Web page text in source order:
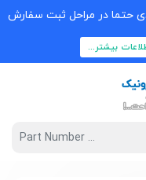
حتما در مراحل ثبت سفارش
بیشتر...